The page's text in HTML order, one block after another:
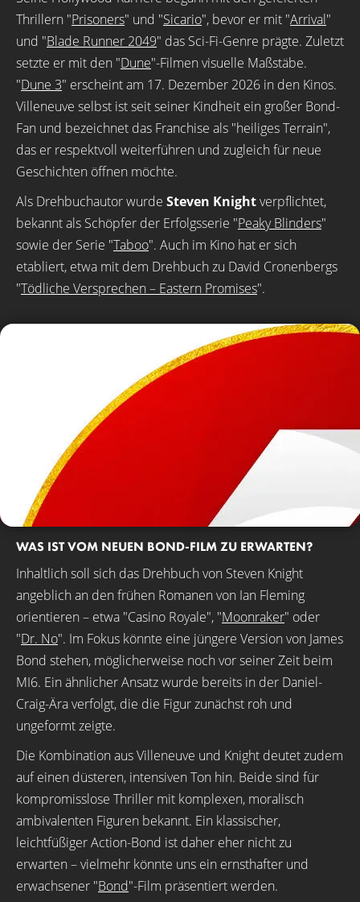
Thrillern "Prisoners" und "Sicario", bevor er mit "Arrival"
und "Blade Runner 2049" das Sci-Fi-Genre prägte. Zuletzt
setzte er mit den "Dune"-Filmen visuelle Maßstäbe.
"Dune 3" erscheint am 17. Dezember 2026 in den Kinos.
Villeneuve selbst ist seit seiner Kindheit ein großer Bond-
Fan und bezeichnet das Franchise als "heiliges Terrain",
das er respektvoll weiterführen und zugleich für neue
Geschichten öffnen möchte.
Als Drehbuchautor wurde Steven Knightverpflichtet,
bekannt als Schöpfer der Erfolgsserie "Peaky Blinders"
sowie der Serie "Taboo". Auch im Kino hat er sich
etabliert, etwa mit dem Drehbuch zu David Cronenbergs
"Tödliche Versprechen – Eastern Promises".
WAS IST VOM NEUEN BOND-FILM ZU ERWARTEN?
Inhaltlich soll sich das Drehbuch von Steven Knight
angeblich an den frühen Romanen von Ian Fleming
orientieren – etwa "Casino Royale", "Moonraker" oder
"Dr. No". Im Fokus könnte eine jüngere Version von James
Bond stehen, möglicherweise noch vor seiner Zeit beim
MI6. Ein ähnlicher Ansatz wurde bereits in der Daniel-
Craig-Ära verfolgt, die die Figur zunächst roh und
ungeformt zeigte.
Die Kombination aus Villeneuve und Knight deutet zudem
auf einen düsteren, intensiven Ton hin. Beide sind für
kompromisslose Thriller mit komplexen, moralisch
ambivalenten Figuren bekannt. Ein klassischer,
leichtfüßiger Action-Bond ist daher eher nicht zu
erwarten – vielmehr könnte uns ein ernsthafter und
erwachsener "Bond"-Film präsentiert werden.